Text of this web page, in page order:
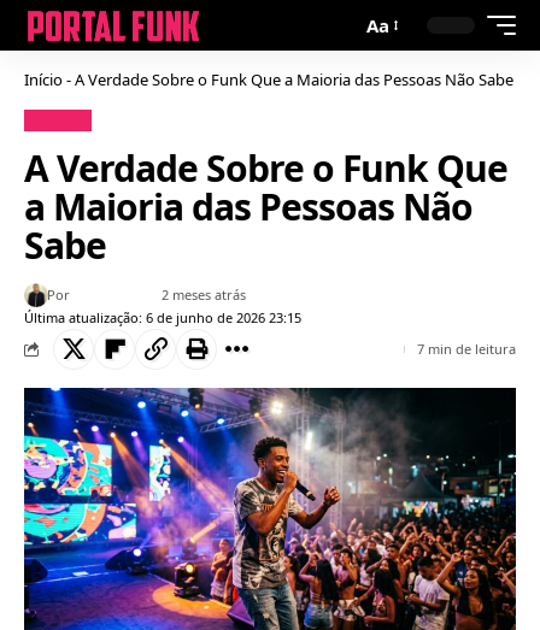
Aa
Início-A Verdade Sobre o Funk Que a Maioria das Pessoas Não Sabe
A Verdade Sobre o Funk Que
a Maioria das Pessoas Não
Sabe
Última atualização: 6 de junho de 2026 23:15
Por 2 meses atrás
7 min de leitura